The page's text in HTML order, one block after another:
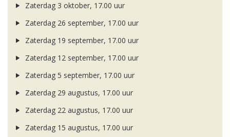
Zaterdag 3 oktober, 17.00 uur
Zaterdag 26 september, 17.00 uur
Zaterdag 19 september, 17.00 uur
Zaterdag 12 september, 17.00 uur
Zaterdag 5 september, 17.00 uur
Zaterdag 29 augustus, 17.00 uur
Zaterdag 22 augustus, 17.00 uur
Zaterdag 15 augustus, 17.00 uur